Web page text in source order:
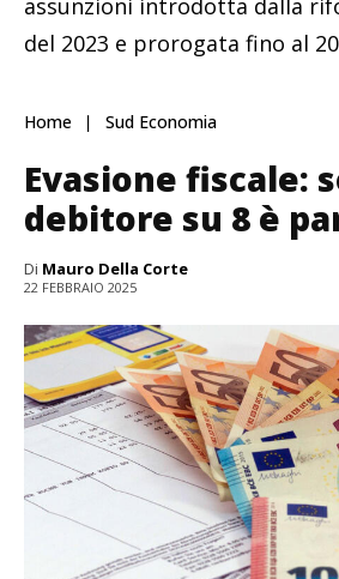
assunzioni introdotta dalla
del 2023 e prorogata fino al
Home Sud Economia
Evasione fiscale:
debitore su 8 è
Di Mauro Della Corte
22 FEBBRAIO 2025